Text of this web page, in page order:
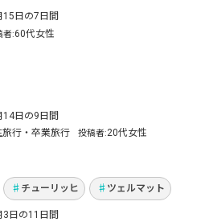
日の7日間
者 60代女性
＆ミュンヘンへ！念願の
日の9日間
旅行・卒業旅行 投稿者 20代女性
ツの3ヵ国を自由に巡
実現した理想のヨーロッ
チューリッヒ ツェルマット
日の11日間